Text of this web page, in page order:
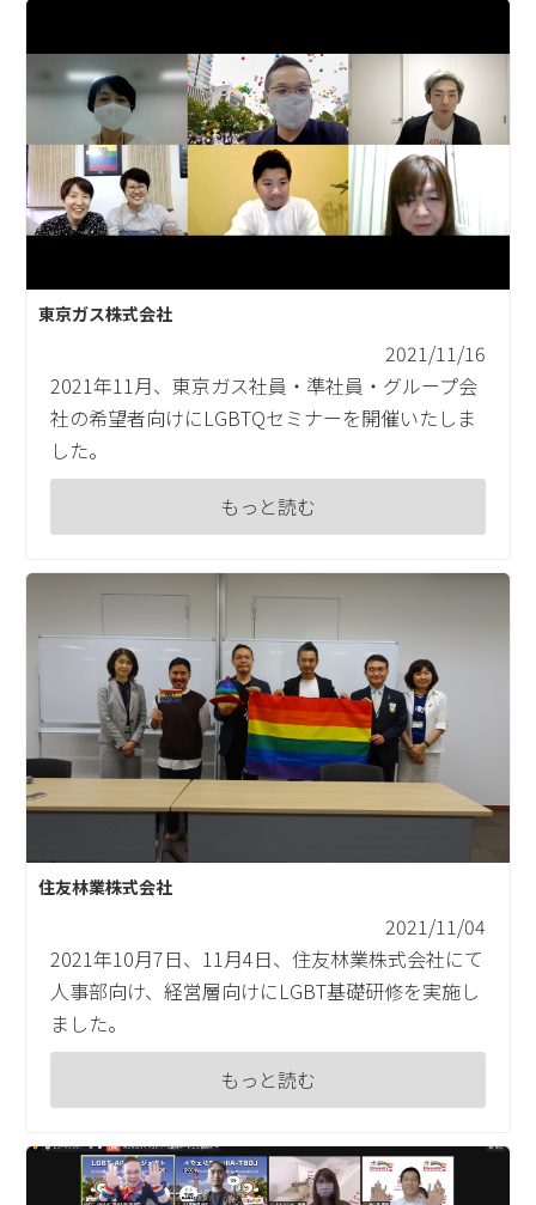
東京ガス株式会社
2021/11/16
2021年11月、東京ガス社員・準社員・グループ会
社の希望者向けにLGBTQセミナーを開催いたしま
した。
もっと読む
住友林業株式会社
2021/11/04
2021年10月7日、11月4日、住友林業株式会社にて
人事部向け、経営層向けにLGBT基礎研修を実施し
ました。
もっと読む